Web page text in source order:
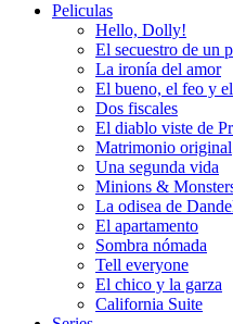
Peliculas
Hello, Dolly!
El secuestro de un
La ironía del amor
El bueno, el feo y
Dos fiscales
El diablo viste de
Matrimonio original
Una segunda vida
Minions &
La odisea de
El apartamento
Sombra nómada
Tell everyone
El chico y la garza
California Suite